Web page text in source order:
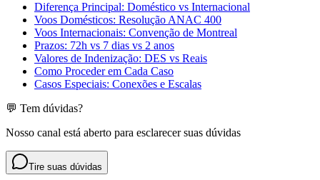
Diferença Principal: Doméstico vs Internacional
Voos Domésticos: Resolução ANAC 400
Voos Internacionais: Convenção de Montreal
Prazos: 72h vs 7 dias vs 2 anos
Valores de Indenização: DES vs Reais
Como Proceder em Cada Caso
Casos Especiais: Conexões e Escalas
💬 Tem dúvidas?
Nosso canal está aberto para esclarecer suas dúvidas
Tire suas dúvidas